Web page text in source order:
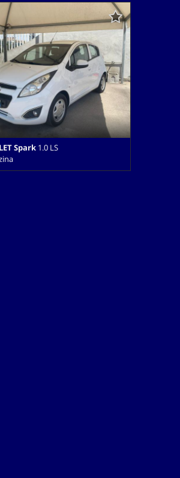
Spark 1.0 LS